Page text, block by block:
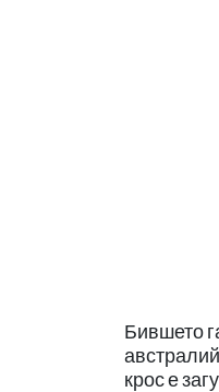
Бившето
крос е